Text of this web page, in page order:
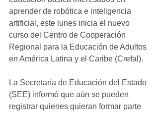
aprender de robótica e inteligencia
artificial, este lunes inicia el nuevo
curso del Centro de Cooperación
Regional para la Educación de Adultos
en América Latina y el Caribe (Crefal).
La Secretaría de Educación del Estado
(SEE) informó que aún se pueden
registrar quienes quieran formar parte